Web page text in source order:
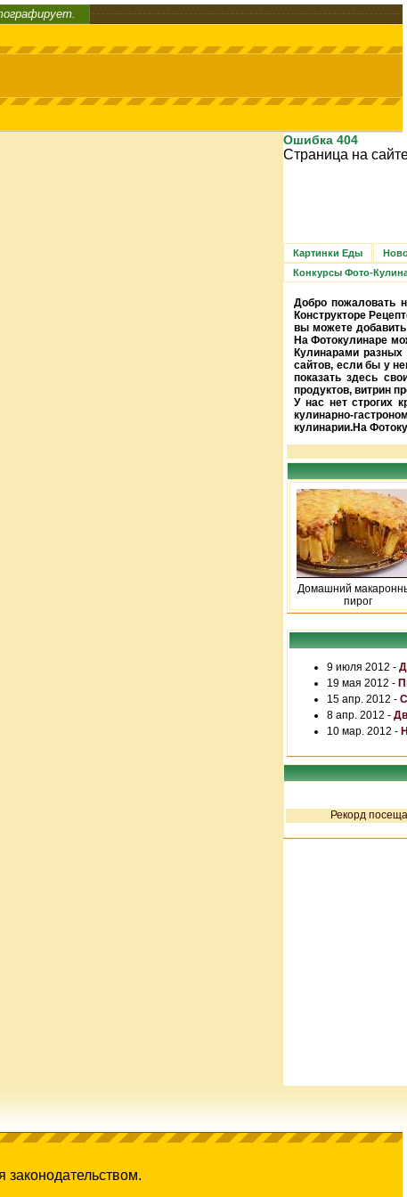
Ошибка 404
Страница на
Картинки Еды
Конкурсы Фото-
Добро пожаловать
Конструкторе
вы можете
На Фотокулинаре
Кулинарами
сайтов, если бы у
показать здесь
продуктов, витрин
У нас нет строгих
кулинарно-
кулинарии.На
Домашний
пирог
9 июля 2012 -
19 мая 2012 -
15 апр. 2012 -
8 апр. 2012 -
10 мар. 2012 -
Рекорд